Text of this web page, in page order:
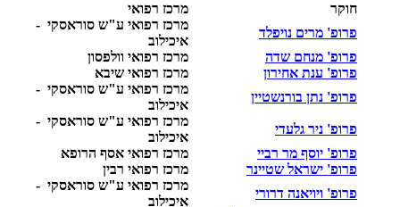
חוקר
מרכז רפואי
פרופ' מרים נויפלד
מרכז רפואי ע"ש סוראסקי -
איכילוב
פרופ' מנחם שדה
מרכז רפואי וולפסון
פרופ' ענת אחירון
מרכז רפואי שיבא
פרופ' נתן בורנשטיין
מרכז רפואי ע"ש סוראסקי -
איכילוב
פרופ' ניר גלעדי
מרכז רפואי ע"ש סוראסקי -
איכילוב
פרופ' יוסף מר רביי
מרכז רפואי אסף הרופא
פרופ' ישראל שטיינר
מרכז רפואי רבין
פרופ' ויויאנה דרורי
מרכז רפואי ע"ש סוראסקי -
איכילוב